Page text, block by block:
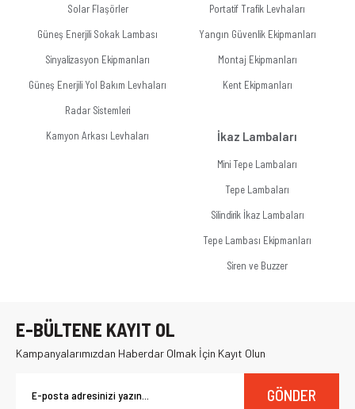
Solar Flaşörler
Güneş Enerjili Sokak Lambası
Sinyalizasyon Ekipmanları
Güneş Enerjili Yol Bakım Levhaları
Radar Sistemleri
Kamyon Arkası Levhaları
Portatif Trafik Levhaları
Yangın Güvenlik Ekipmanları
Montaj Ekipmanları
Kent Ekipmanları
İkaz Lambaları
Mini Tepe Lambaları
Tepe Lambaları
Silindirik İkaz Lambaları
Tepe Lambası Ekipmanları
Siren ve Buzzer
E-BÜLTENE KAYIT OL
Kampanyalarımızdan Haberdar Olmak İçin Kayıt Olun
GÖNDER